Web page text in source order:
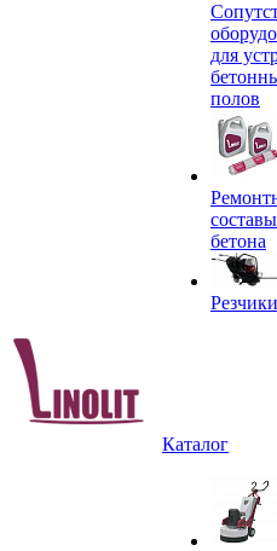
для
полов
бетона
Каталог